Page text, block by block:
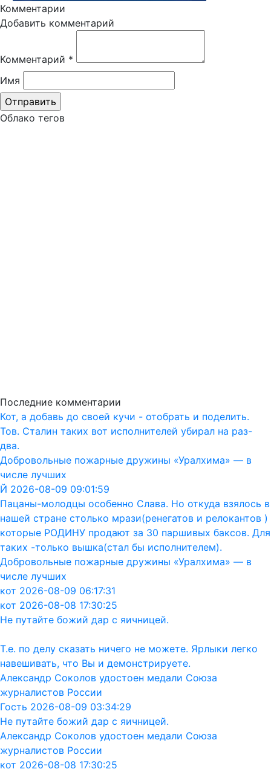
Комментарии
Добавить комментарий
Комментарий *
Имя
Облако тегов
Последние комментарии
Кот, а добавь до своей кучи - отобрать и поделить.
Тов. Сталин таких вот исполнителей убирал на раз-
два.
Добровольные пожарные дружины «Уралхима» — в
числе лучших
Й 2026-08-09 09:01:59
Пацаны-молодцы особенно Слава. Но откуда взялось в
нашей стране столько мрази(ренегатов и релокантов )
которые РОДИНУ продают за 30 паршивых баксов. Для
таких -только вышка(стал бы исполнителем).
Добровольные пожарные дружины «Уралхима» — в
числе лучших
кот 2026-08-09 06:17:31
кот 2026-08-08 17:30:25
Не путайте божий дар с яичницей.
Т.е. по делу сказать ничего не можете. Ярлыки легко
навешивать, что Вы и демонстрируете.
Александр Соколов удостоен медали Союза
журналистов России
Гость 2026-08-09 03:34:29
Не путайте божий дар с яичницей.
Александр Соколов удостоен медали Союза
журналистов России
кот 2026-08-08 17:30:25